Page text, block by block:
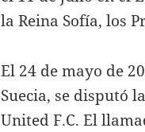
la Reina Sofía, los
El 24 de mayo de
Suecia, se disputó
United F.C. El